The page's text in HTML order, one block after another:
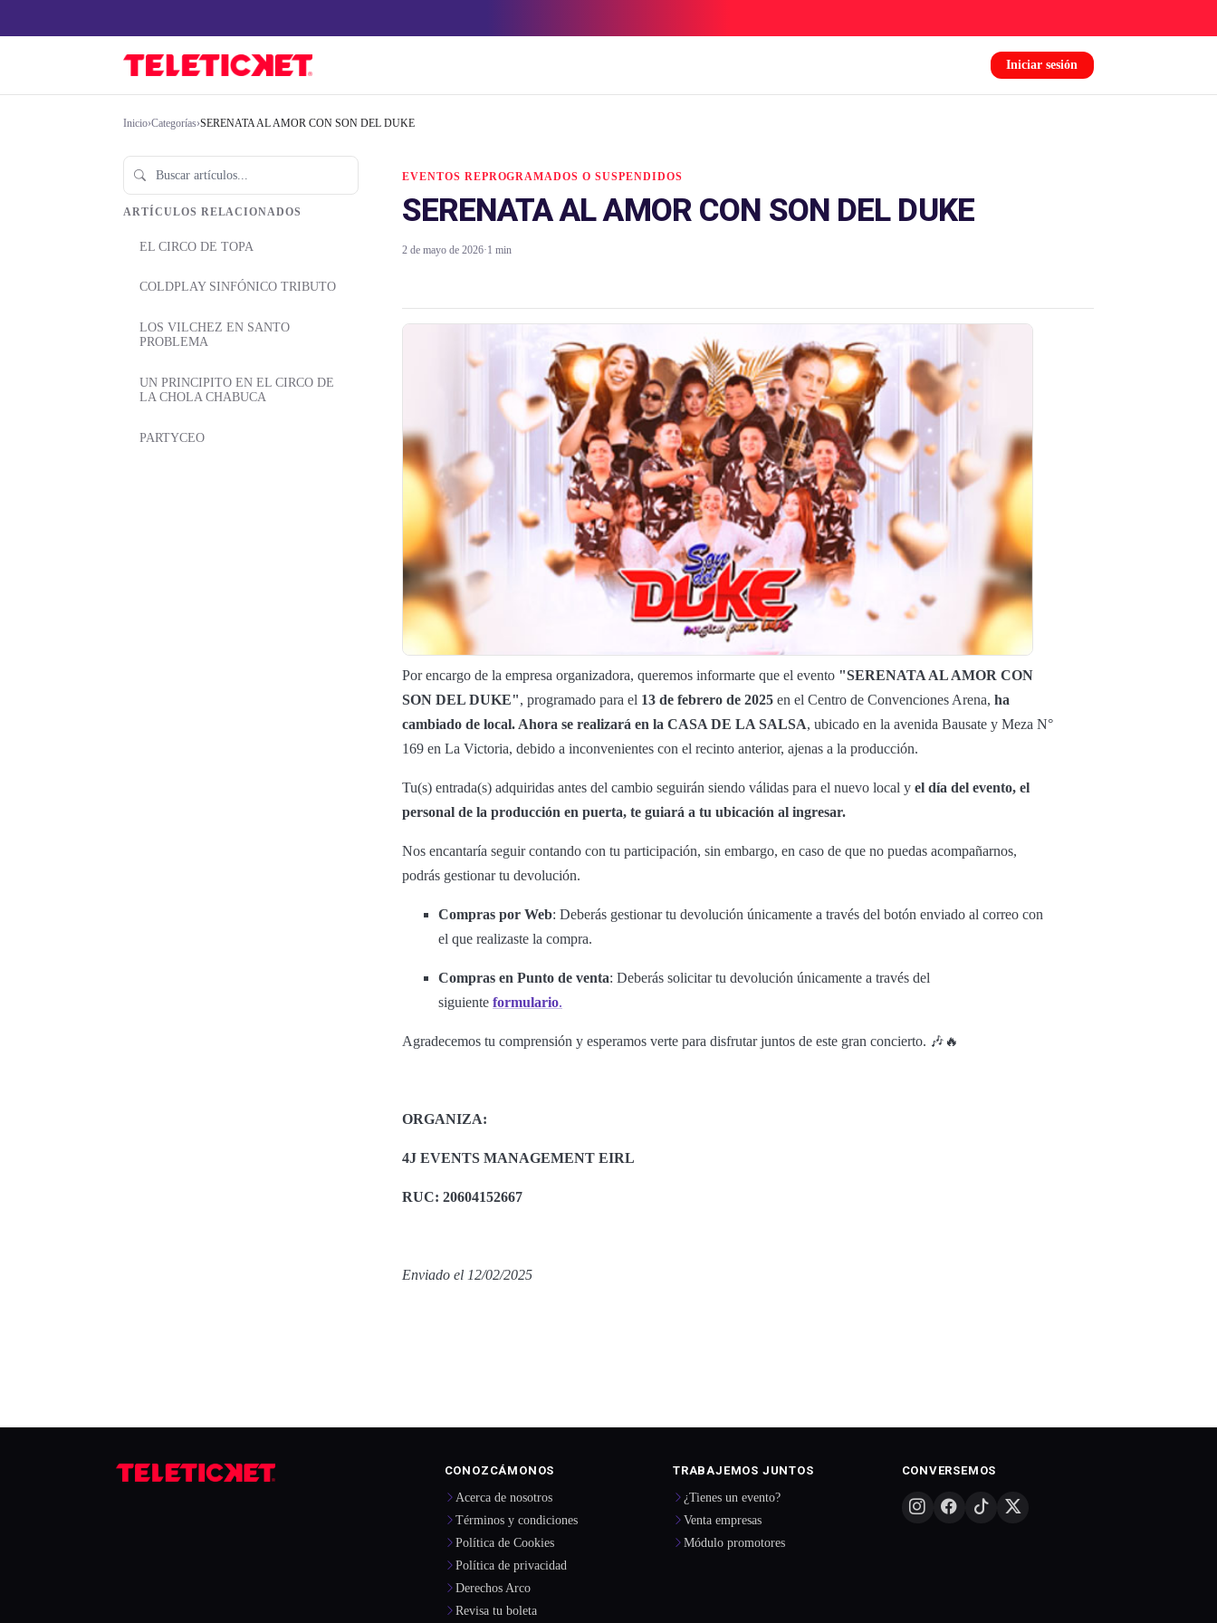
Iniciar sesión
Inicio›Categorías›SERENATA AL AMOR CON SON DEL DUKE
ARTÍCULOS RELACIONADOS
EL CIRCO DE TOPA
COLDPLAY SINFÓNICO TRIBUTO
LOS VILCHEZ EN SANTO
PROBLEMA
UN PRINCIPITO EN EL CIRCO DE
LA CHOLA CHABUCA
PARTYCEO
EVENTOS REPROGRAMADOS O SUSPENDIDOS
SERENATA AL AMOR CON SON DEL DUKE
2 de mayo de 2026·1 min
Por encargo de la empresa organizadora, queremos informarte que el evento "SERENATA AL AMOR CON
SON DEL DUKE", programado para el 13 de febrero de 2025 en el Centro de Convenciones Arena, ha
cambiado de local. Ahora se realizará en la CASA DE LA SALSA, ubicado en la avenida Bausate y Meza N°
169 en La Victoria, debido a inconvenientes con el recinto anterior, ajenas a la producción.
Tu(s) entrada(s) adquiridas antes del cambio seguirán siendo válidas para el nuevo local y el día del evento, el
personal de la producción en puerta, te guiará a tu ubicación al ingresar.
Nos encantaría seguir contando con tu participación, sin embargo, en caso de que no puedas acompañarnos,
podrás gestionar tu devolución.
Compras por Web: Deberás gestionar tu devolución únicamente a través del botón enviado al correo con
el que realizaste la compra.
Compras en Punto de venta: Deberás solicitar tu devolución únicamente a través del
siguiente formulario.
Agradecemos tu comprensión y esperamos verte para disfrutar juntos de este gran concierto. 🎶🔥
ORGANIZA:
4J EVENTS MANAGEMENT EIRL
RUC: 20604152667
Enviado el 12/02/2025
CONOZCÁMONOS
Acerca de nosotros
Términos y condiciones
Política de Cookies
Política de privacidad
Derechos Arco
Revisa tu boleta
TRABAJEMOS JUNTOS
¿Tienes un evento?
Venta empresas
Módulo promotores
CONVERSEMOS